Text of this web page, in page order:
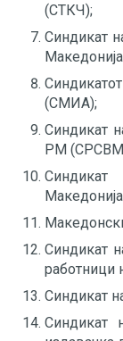
(СТКЧ);
Синдикат
(СМИА);
Синдикат
РМ
Синдикат
работници
Синдикат
Синдикат